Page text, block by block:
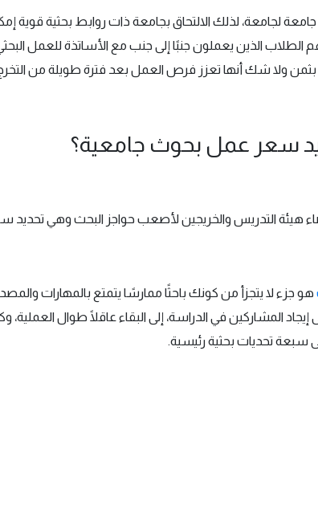
لجامعة، لذلك الالتحاق بجامعة ذات روابط بحثية قوية
الذين يعملون جنبًا إلى جنب مع الأساتذة للعمل
بثمن ولا شك أنها تعزز فرص العمل بعد فترة طويلة من
سعر عمل بحوث جامعية؟
هيئة التدريس والخريجين لأصعب حواجز البحث وهي
هو جزء لا يتجزأ من كونك باحثًا ممارسًا يتمتع بالمهارات
إيجاد المشاركين في الدراسة، إلى البقاء عاقلًا طوال
سبعة تحديات بحثية رئيسية.